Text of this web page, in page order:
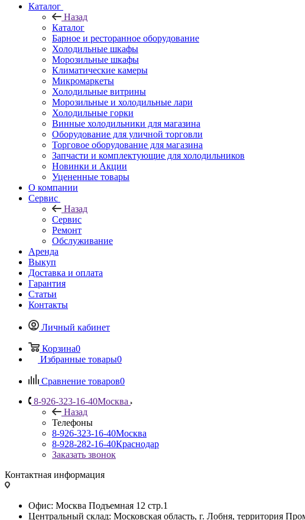
Каталог
Назад
Каталог
Барное и ресторанное оборудование
Холодильные шкафы
Морозильные шкафы
Климатические камеры
Микромаркеты
Холодильные витрины
Морозильные и холодильные лари
Холодильные горки
Винные холодильники для магазина
Оборудование для уличной торговли
Торговое оборудование для магазина
Запчасти и комплектующие для холодильников
Новинки и Акции
Уцененные товары
О компании
Сервис
Назад
Сервис
Ремонт
Обслуживание
Аренда
Выкуп
Доставка и оплата
Гарантия
Статьи
Контакты
Личный кабинет
Корзина0
Избранные товары0
Сравнение товаров0
8-926-323-16-40Москва
Назад
Телефоны
8-926-323-16-40Москва
8-928-282-16-40Краснодар
Заказать звонок
Контактная информация
Офис: Москва Подъемная 12 стр.1
Центральный склад: Московская область, г. Лобня, территория